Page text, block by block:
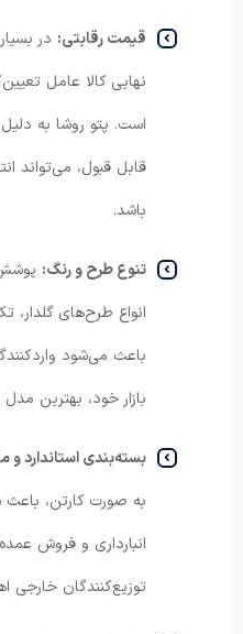
قیمت رقابتی: در
نهایی کالا عامل
است. پتو روشا به
قابل قبول، می‌تواند
باشد.
تنوع طرح و رنگ:
انواع طرح‌های
باعث می‌شود
بازار خود، بهترین مدل
بسته‌بندی استاندارد و
به صورت کارتن،
انبارداری و فروش
توزیع‌کنندگان خارجی